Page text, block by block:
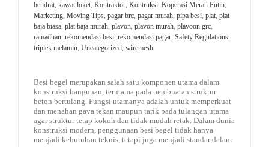
bendrat, kawat loket, Kontraktor, Kontruksi, Koperasi Merah Putih,
Marketing, Moving Tips, pagar brc, pagar murah, pipa besi, plat, plat
baja biasa, plat baja murah, plavon, plavon murah, plavoon grc,
ramadhan, rekomendasi besi, rekomendasi pagar, Safety Regulations,
triplek melamin, Uncategorized, wiremesh
Besi begel merupakan salah satu komponen utama dalam
konstruksi bangunan, terutama pada pembuatan struktur
beton bertulang. Fungsi utamanya adalah untuk memperkuat
dan menahan gaya tekan maupun tarik pada tulangan utama
agar struktur tetap kokoh dan tidak mudah retak. Dalam dunia
konstruksi modern, penggunaan besi begel tidak hanya
menjadi kebutuhan teknis, tetapi juga menjadi standar dalam